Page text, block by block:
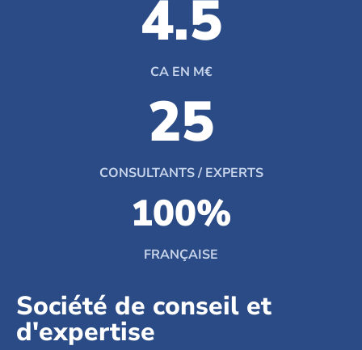
4.5
CA EN M€
25
CONSULTANTS / EXPERTS
100%
FRANÇAISE
Société de conseil et
d'expertise